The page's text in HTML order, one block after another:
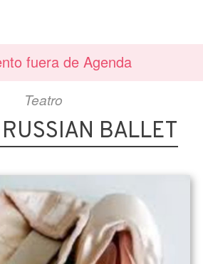
fuera de Agenda
Teatro
BALLET